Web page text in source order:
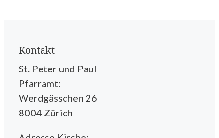
Kontakt
St. Peter und Paul
Pfarramt:
Werdgässchen 26
8004 Zürich